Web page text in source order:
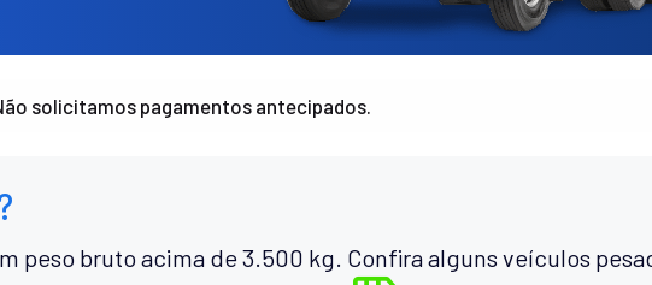
solicitamos pagamentos antecipados.
peso bruto acima de 3.500 kg. Confira alguns veículos